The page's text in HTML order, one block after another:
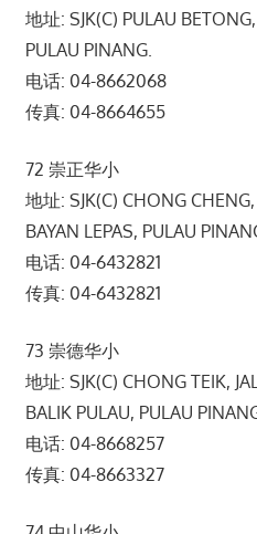
地址: SJK(C) PULAU
PULAU PINANG.
电话: 04-8662068
传真: 04-8664655
72 崇正华小
地址: SJK(C) CHONG
BAYAN LEPAS, PULAU
电话: 04-6432821
传真: 04-6432821
73 崇德华小
地址: SJK(C) CHONG TEIK,
BALIK PULAU, PULAU
电话: 04-8668257
传真: 04-8663327